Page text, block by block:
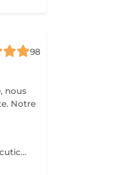
98
nous
Notre
Coupage et limage ongles, trempage dans coquille, couper cuticule avec pince à envie, bloc ponce, sérum, crème. Prévoir plus de temps au salon jusqu'à séchage complet du vernis. La manucure russe vous offrira un rendu absolument parfait. Votre cuticule sera repoussée de manière maximale. La manucure russe convient à tous types d'ongles, même les plus abîmés, car elle va permettre de préparer et renforcer l'ongle et également de l'allonger en repoussant plus haut les cuticules.